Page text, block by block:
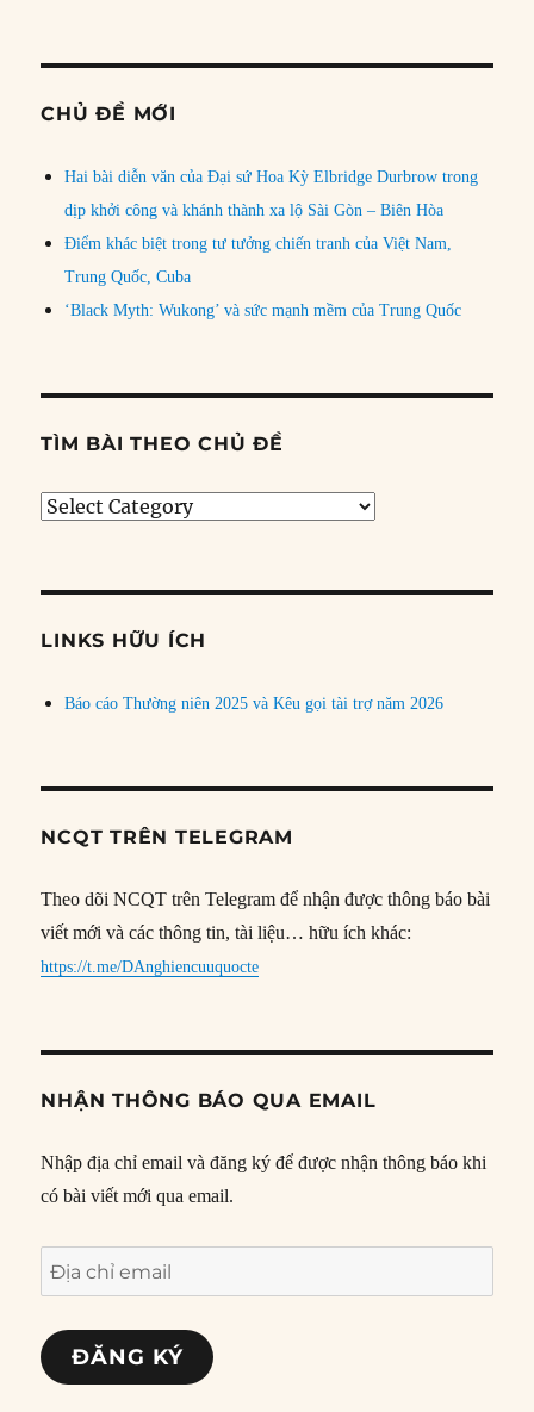
CHỦ ĐỀ MỚI
Hai bài diễn văn của Đại sứ Hoa Kỳ Elbridge Durbrow trong
dịp khởi công và khánh thành xa lộ Sài Gòn – Biên Hòa
Điểm khác biệt trong tư tưởng chiến tranh của Việt Nam,
Trung Quốc, Cuba
‘Black Myth: Wukong’ và sức mạnh mềm của Trung Quốc
TÌM BÀI THEO CHỦ ĐỀ
Tìm
đề
LINKS HỮU ÍCH
Báo cáo Thường niên 2025 và Kêu gọi tài trợ năm 2026
NCQT TRÊN TELEGRAM
Theo dõi NCQT trên Telegram để nhận được thông báo bài
viết mới và các thông tin, tài liệu… hữu ích khác:
https://t.me/DAnghiencuuquocte
NHẬN THÔNG BÁO QUA EMAIL
Nhập địa chỉ email và đăng ký để được nhận thông báo khi
có bài viết mới qua email.
Địa
chỉ
email
ĐĂNG KÝ